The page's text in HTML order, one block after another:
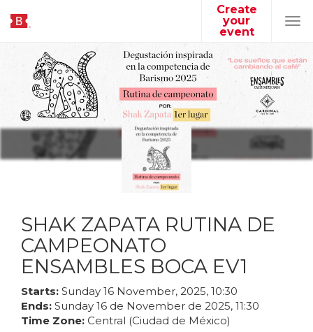
Create
your
event
SHAK ZAPATA RUTINA DE
CAMPEONATO
ENSAMBLES BOCA EV1
Starts: Sunday 16 November, 2025, 10:30
Ends: Sunday 16 de November de 2025, 11:30
Time Zone: Central (Ciudad de México)